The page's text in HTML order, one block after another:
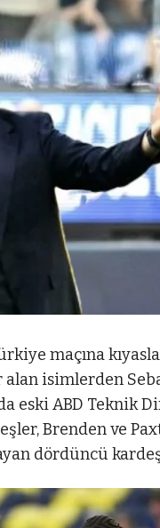
maçına
alan isimlerden
eski ABD Teknik
Brenden ve
dördüncü